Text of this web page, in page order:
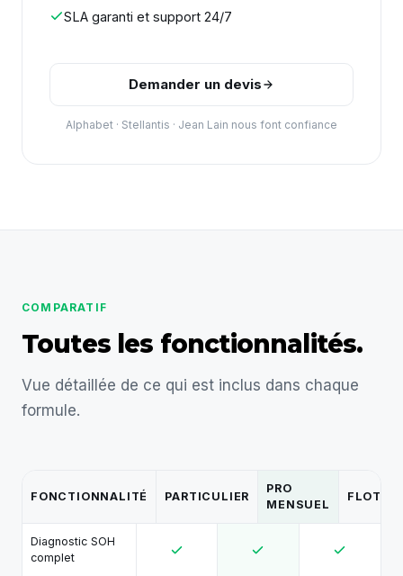
SLA garanti et support 24/7
Demander un devis
Alphabet · Stellantis · Jean Lain nous font confiance
COMPARATIF
Toutes les fonctionnalités.
Vue détaillée de ce qui est inclus dans chaque
formule.
FONCTIONNALITÉ PARTICULIER
PRO
MENSUEL
FLOTTE
Diagnostic SOH
complet